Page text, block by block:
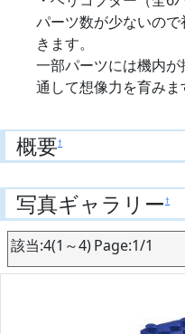
パーツ数が少ないの
きます。
一部パーツには機内
通して想像力を育みま
概要†
写真ギャラリー†
該当:4(1～4) Page:1/1